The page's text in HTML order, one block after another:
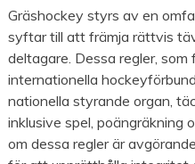
Gräshockey styrs av en
syftar till att främja rättvis
deltagare. Dessa regler,
internationella
nationella styrande organ,
inklusive spel, poängräkning
om dessa regler är